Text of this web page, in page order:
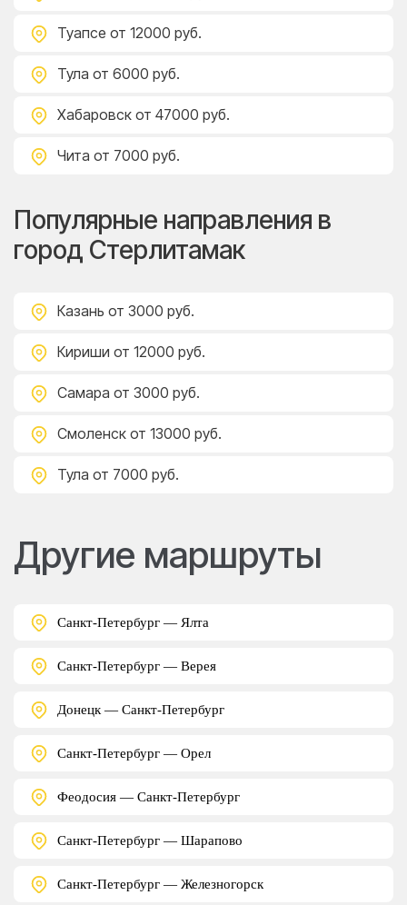
Туапсе от 12000 руб.
Тула от 6000 руб.
Хабаровск от 47000 руб.
Чита от 7000 руб.
Популярные направления в
город Стерлитамак
Казань от 3000 руб.
Кириши от 12000 руб.
Самара от 3000 руб.
Смоленск от 13000 руб.
Тула от 7000 руб.
Другие маршруты
Санкт-Петербург — Ялта
Санкт-Петербург — Верея
Донецк — Санкт-Петербург
Санкт-Петербург — Орел
Феодосия — Санкт-Петербург
Санкт-Петербург — Шарапово
Санкт-Петербург — Железногорск